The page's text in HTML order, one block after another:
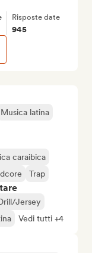
Musica latina
caraibica
Trap
Jersey
Vedi tutti +4
Risposte date
945